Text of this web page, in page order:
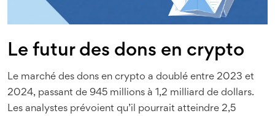
Le futur des dons en crypto
Le marché des dons en crypto a doublé entre 2023 et
2024, passant de 945 millions à 1,2 milliard de dollars.
Les analystes prévoient qu’il pourrait atteindre 2,5